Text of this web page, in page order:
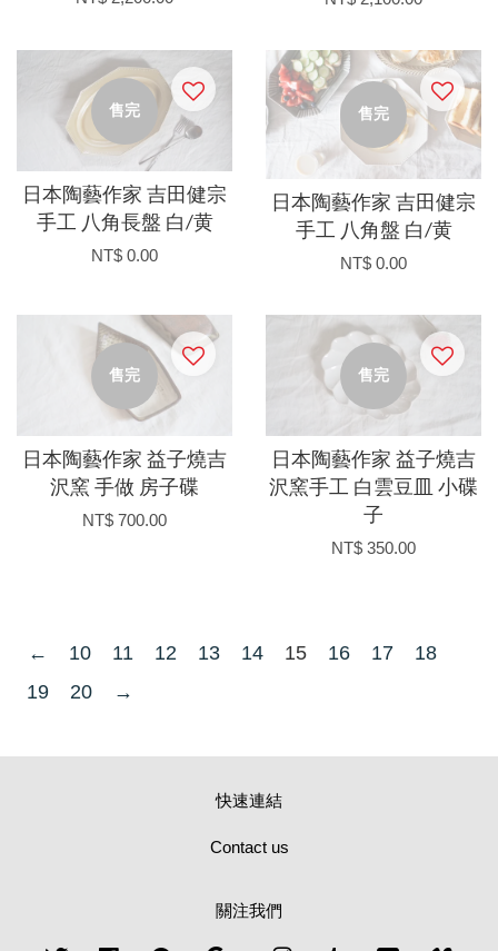
售完
日本陶藝作家 吉田健宗
手工 八角長盤 白/黄
NT$ 0.00
售完
日本陶藝作家 吉田健宗
手工 八角盤 白/黄
NT$ 0.00
售完
日本陶藝作家 益子燒吉
沢窯 手做 房子碟
NT$ 700.00
售完
日本陶藝作家 益子燒吉
沢窯手工 白雲豆皿 小碟
子
NT$ 350.00
← 10 11 12 13 14 15 16 17
18
19
20 →
快速連結
Contact us
關注我們